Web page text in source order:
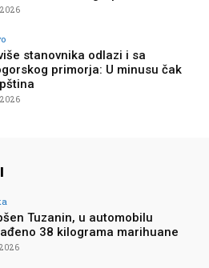
stanovnika odlazi i sa
primorja: U minusu čak
Tuzanin, u automobilu
38 kilograma marihuane